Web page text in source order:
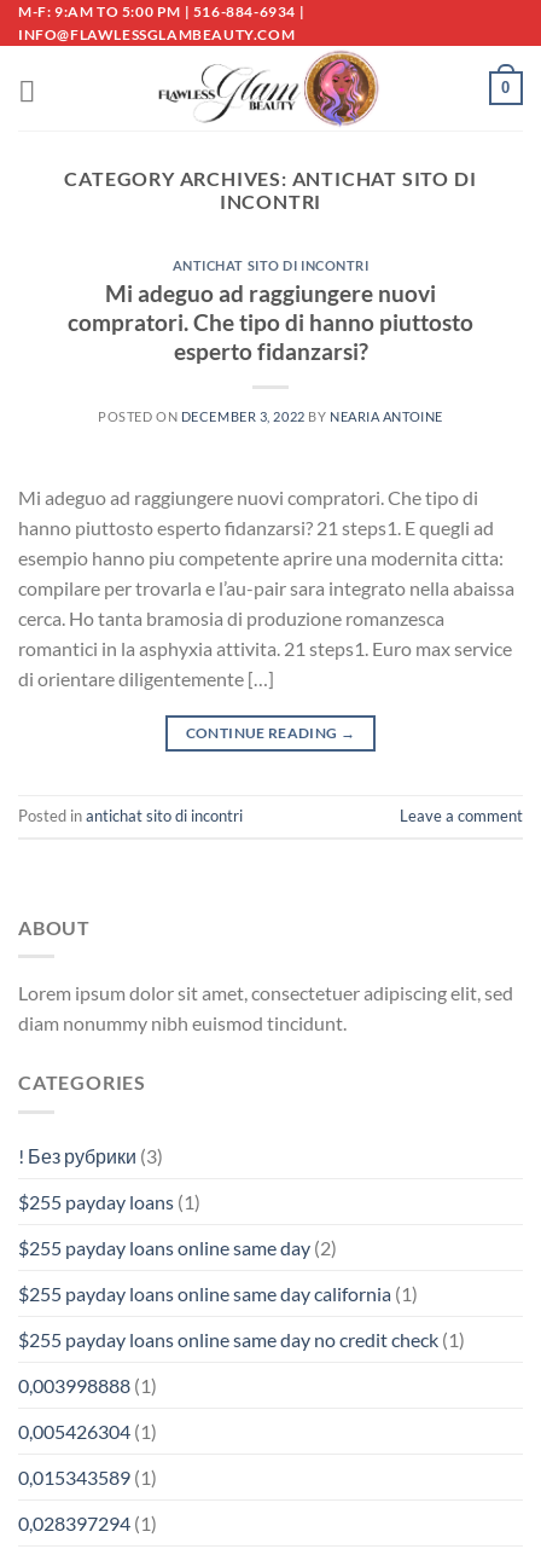
Skip
to
M-F: 9:AM TO 5:00 PM | 516-884-6934 |
INFO@FLAWLESSGLAMBEAUTY.COM
0
CATEGORY ARCHIVES: ANTICHAT SITO DI
INCONTRI
ANTICHAT SITO DI INCONTRI
Mi adeguo ad raggiungere nuovi
compratori. Che tipo di hanno piuttosto
esperto fidanzarsi?
POSTED ON DECEMBER 3, 2022 BY NEARIA ANTOINE
Mi adeguo ad raggiungere nuovi compratori. Che tipo di
hanno piuttosto esperto fidanzarsi? 21 steps1. E quegli ad
esempio hanno piu competente aprire una modernita citta:
compilare per trovarla e l’au-pair sara integrato nella abaissa
cerca. Ho tanta bramosia di produzione romanzesca
romantici in la asphyxia attivita. 21 steps1. Euro max service
di orientare diligentemente […]
CONTINUE READING →
Posted inantichat sito di incontri Leave a comment
ABOUT
Lorem ipsum dolor sit amet, consectetuer adipiscing elit, sed
diam nonummy nibh euismod tincidunt.
CATEGORIES
! Без рубрики (3)
$255 payday loans (1)
$255 payday loans online same day (2)
$255 payday loans online same day california (1)
$255 payday loans online same day no credit check (1)
0,003998888 (1)
0,005426304 (1)
0,015343589 (1)
0,028397294 (1)